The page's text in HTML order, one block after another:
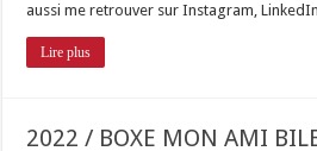
aussi me retrouver sur Instagram,
Lire plus
2022 / BOXE MON AMI